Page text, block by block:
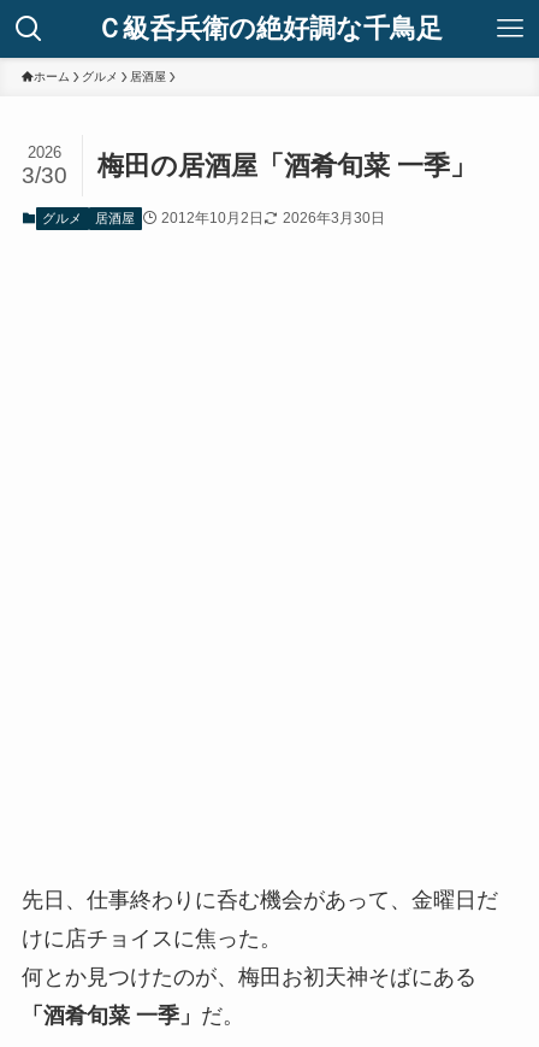
Ｃ級呑兵衛の絶好調な千鳥足
ホーム グルメ 居酒屋
梅田の居酒屋「酒肴旬菜 一季」
2026
3/30
グルメ 居酒屋 2012年10月2日 2026年3月30日
先日、仕事終わりに呑む機会があって、金曜日だ
けに店チョイスに焦った。
何とか見つけたのが、梅田お初天神そばにある
「酒肴旬菜 一季」 だ。